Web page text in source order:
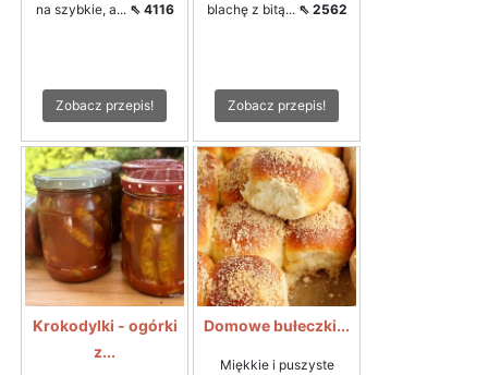
na szybkie, a... ⇖ 4116
Zobacz przepis!
blachę z bitą... ⇖ 2562
Zobacz przepis!
Krokodylki - ogórki
z...
Domowe bułeczki...
Miękkie i puszyste